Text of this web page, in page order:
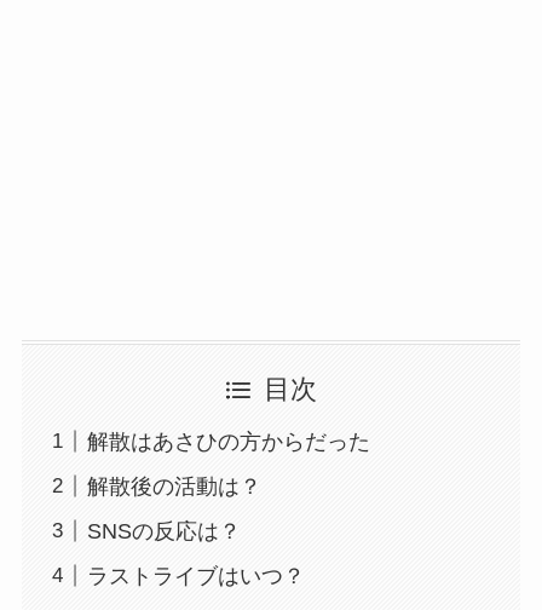
目次
解散はあさひの方からだった
解散後の活動は？
SNSの反応は？
ラストライブはいつ？